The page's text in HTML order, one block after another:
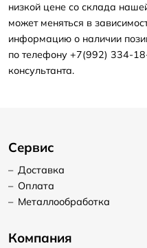
низкой цене со склада
может меняться в
информацию о наличии
по телефону +7(992) 334-
консультанта.
Сервис
– Доставка
– Оплата
– Металлообработка
Компания